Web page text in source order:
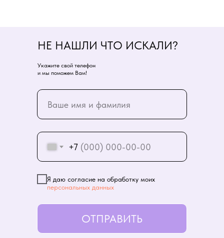
+7
Я даю согласие на обработку моих
персональных данных
ОТПРАВИТЬ
НЕ НАШЛИ ЧТО ИСКАЛИ?
Укажите свой телефон
и мы поможем Вам!